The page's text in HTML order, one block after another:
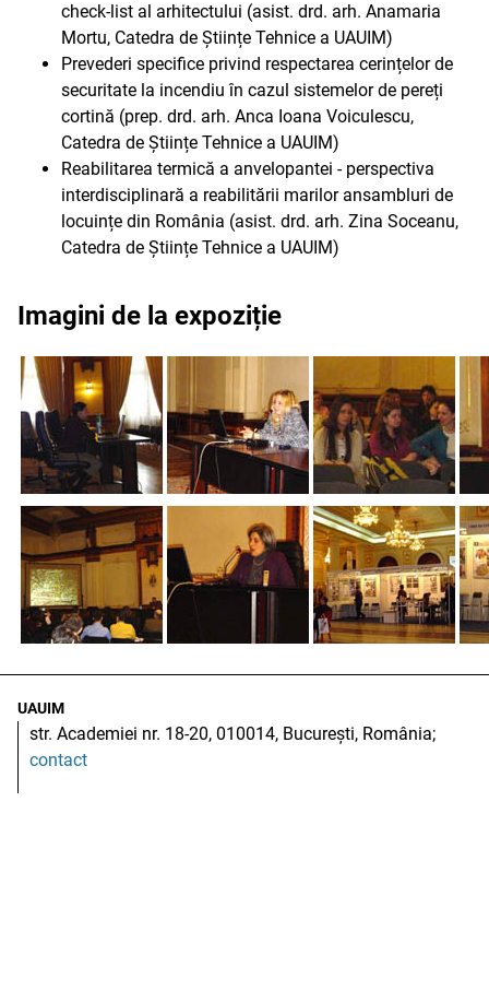
check-list al arhitectului (asist. drd. arh. Anamaria
Mortu, Catedra de Științe Tehnice a UAUIM)
Prevederi specifice privind respectarea cerințelor de
securitate la incendiu în cazul sistemelor de pereți
cortină (prep. drd. arh. Anca Ioana Voiculescu,
Catedra de Științe Tehnice a UAUIM)
Reabilitarea termică a anvelopantei - perspectiva
interdisciplinară a reabilitării marilor ansambluri de
locuințe din România (asist. drd. arh. Zina Soceanu,
Catedra de Științe Tehnice a UAUIM)
Imagini de la expoziție
UAUIM
str. Academiei nr. 18-20, 010014, București, România;
contact